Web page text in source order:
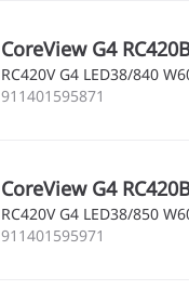
CoreView G4
RC420V G4 LED38/840
911401595871
CoreView G4
RC420V G4 LED38/850
911401595971